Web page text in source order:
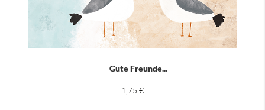
Gute Freunde...
1,75 €